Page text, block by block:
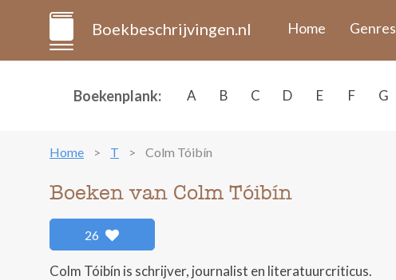
Boekbeschrijvingen.nl Home Genres
Boekenplank: A B C D E F G
Home T Colm Tóibín
Boeken van Colm Tóibín
26
Colm Tóibín is schrijver, journalist en literatuurcriticus.